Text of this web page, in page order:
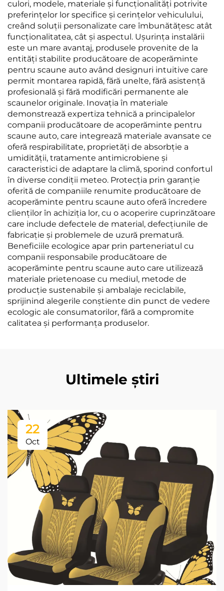
culori, modele, materiale și funcționalități potrivite
preferințelor lor specifice și cerințelor vehiculului,
creând soluții personalizate care îmbunătățesc atât
funcționalitatea, cât și aspectul. Ușurința instalării
este un mare avantaj, produsele provenite de la
entități stabilite producătoare de acoperăminte
pentru scaune auto având designuri intuitive care
permit montarea rapidă, fără unelte, fără asistență
profesională și fără modificări permanente ale
scaunelor originale. Inovația în materiale
demonstrează expertiza tehnică a principalelor
companii producătoare de acoperăminte pentru
scaune auto, care integrează materiale avansate ce
oferă respirabilitate, proprietăți de absorbție a
umidității, tratamente antimicrobiene și
caracteristici de adaptare la climă, sporind confortul
în diverse condiții meteo. Protecția prin garanție
oferită de companiile renumite producătoare de
acoperăminte pentru scaune auto oferă încredere
clienților în achiziția lor, cu o acoperire cuprinzătoare
care include defectele de material, defecțiunile de
fabricație și problemele de uzură prematură.
Beneficiile ecologice apar prin parteneriatul cu
companii responsabile producătoare de
acoperăminte pentru scaune auto care utilizează
materiale prietenoase cu mediul, metode de
producție sustenabile și ambalaje reciclabile,
sprijinind alegerile conștiente din punct de vedere
ecologic ale consumatorilor, fără a compromite
calitatea și performanța produselor.
Ultimele știri
22
Oct